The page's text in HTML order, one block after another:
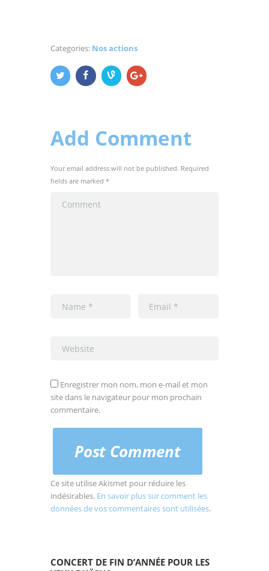
Categories: Nos actions
Add Comment
Your email address will not be published. Required
fields are marked *
Enregistrer mon nom, mon e-mail et mon
site dans le navigateur pour mon prochain
commentaire.
Ce site utilise Akismet pour réduire les
indésirables. En savoir plus sur comment les
données de vos commentaires sont utilisées.
CONCERT DE FIN D’ANNÉE POUR LES